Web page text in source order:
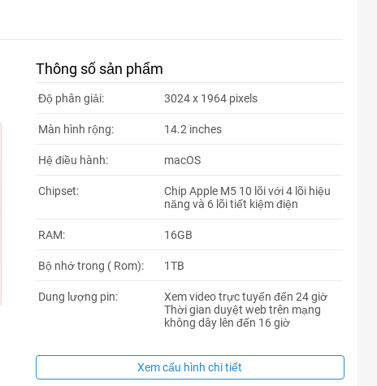
Thông số sản phẩm
Độ phân giải: 3024 x 1964 pixels
Màn hình rộng: 14.2 inches
Hệ điều hành: macOS
Chipset:
Chip Apple M5 10 lõi với 4 lõi hiệu
năng và 6 lõi tiết kiệm điện
RAM: 16GB
Bộ nhớ trong ( Rom): 1TB
Dung lượng pin:
Xem video trực tuyến đến 24 giờ
Thời gian duyệt web trên mạng
không dây lên đến 16 giờ
Xem cấu hình chi tiết